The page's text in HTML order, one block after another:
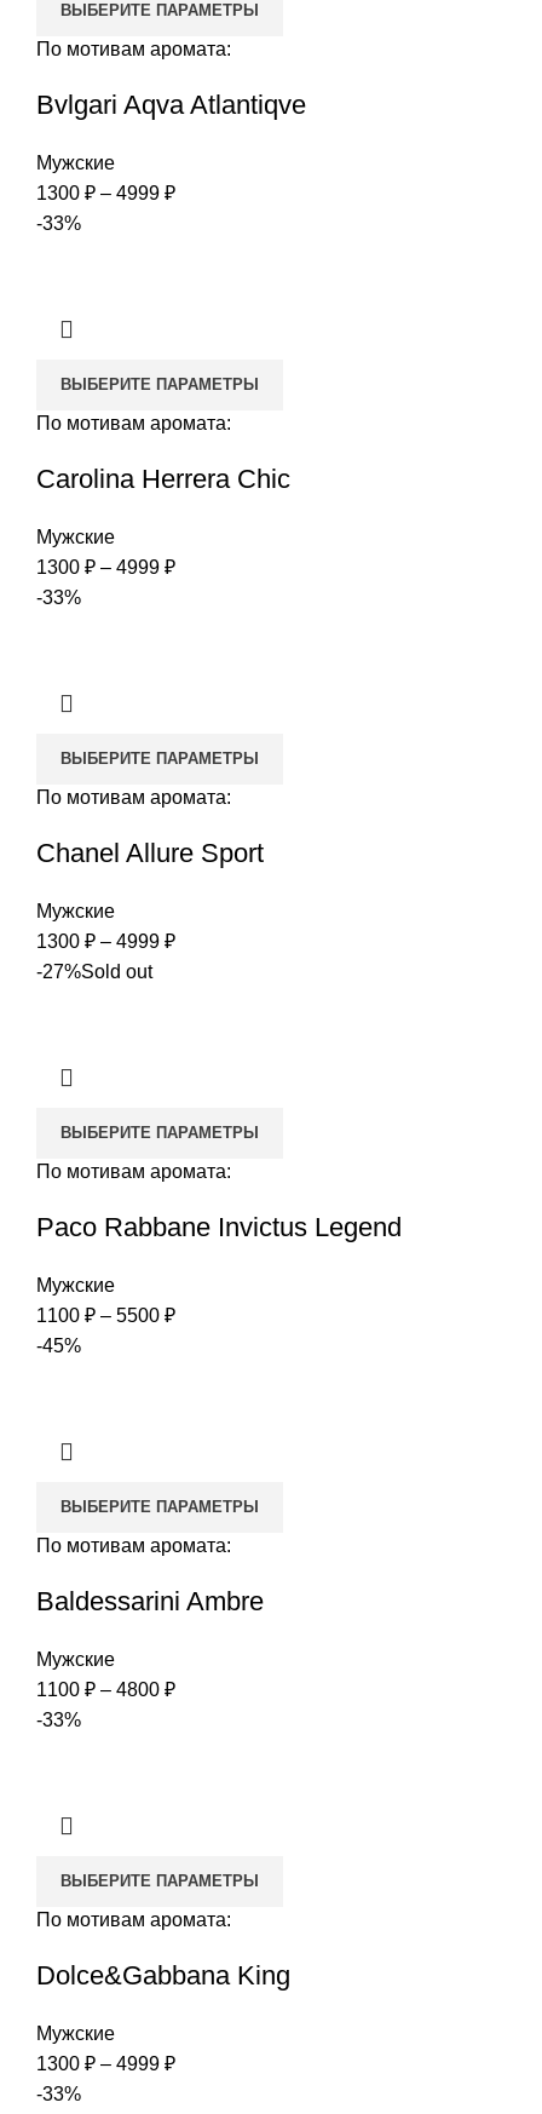
ВЫБЕРИТЕ ПАРАМЕТРЫ
По мотивам аромата:
Bvlgari Aqva Atlantiqve
Мужские
1300 ₽ – 4999 ₽Диапазон
-33%
ВЫБЕРИТЕ ПАРАМЕТРЫ
По мотивам аромата:
Carolina Herrera Chic
Мужские
1300 ₽ – 4999 ₽Диапазон
-33%
ВЫБЕРИТЕ ПАРАМЕТРЫ
По мотивам аромата:
Chanel Allure Sport
Мужские
1300 ₽ – 4999 ₽Диапазон
-27%Sold out
ВЫБЕРИТЕ ПАРАМЕТРЫ
По мотивам аромата:
Paco Rabbane Invictus Legend
Мужские
1100 ₽ – 5500 ₽Диапазон
-45%
ВЫБЕРИТЕ ПАРАМЕТРЫ
По мотивам аромата:
Baldessarini Ambre
Мужские
1100 ₽ – 4800 ₽Диапазон
-33%
ВЫБЕРИТЕ ПАРАМЕТРЫ
По мотивам аромата:
Dolce&Gabbana King
Мужские
1300 ₽ – 4999 ₽Диапазон
-33%